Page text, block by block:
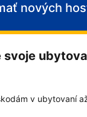
nových
svoje
v ubytovaní